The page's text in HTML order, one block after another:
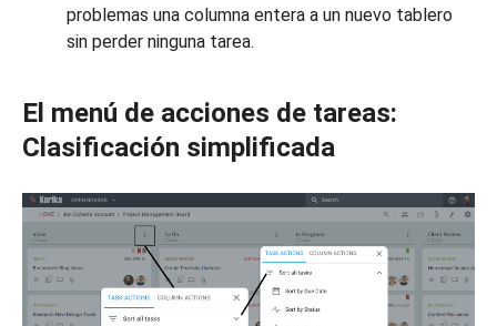
problemas una columna entera a un nuevo tablero
sin perder ninguna tarea.
El menú de acciones de tareas:
Clasificación simplificada